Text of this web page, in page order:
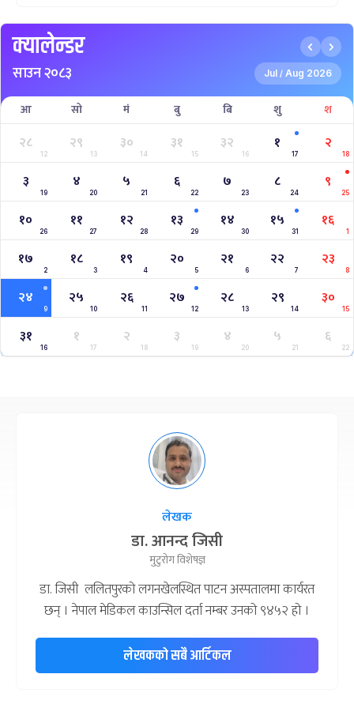
क्यालेन्डर
साउन २०८३ Jul / Aug 2026
आ सो मं बु बि शु श
२८
12
२९
13
३०
14
३१
15
३२
16
१
17
२
18
३
19
४
20
५
21
६
22
७
23
८
24
९
25
१०
26
११
27
१२
28
१३
29
१४
30
१५
31
१६
1
१७
2
१८
3
१९
4
२०
5
२१
6
२२
7
२३
8
२४
9
२५
10
२६
11
२७
12
२८
13
२९
14
३०
15
३१
16
१
17
२
18
३
19
४
20
५
21
६
22
लेखक
डा. आनन्द जिसी
मुटुरोग विशेषज्ञ
डा. जिसी ललितपुरको लगनखेलस्थित पाटन अस्पतालमा कार्यरत
छन् । नेपाल मेडिकल काउन्सिल दर्ता नम्बर उनको ९४५२ हो ।
लेखकको सबै आर्टिकल